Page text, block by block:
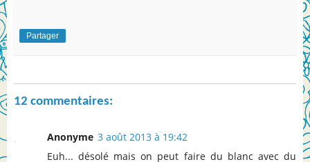
Partager
12 commentaires:
Anonyme 3 août 2013 à 19:42
Euh... désolé mais on peut faire du blanc avec du